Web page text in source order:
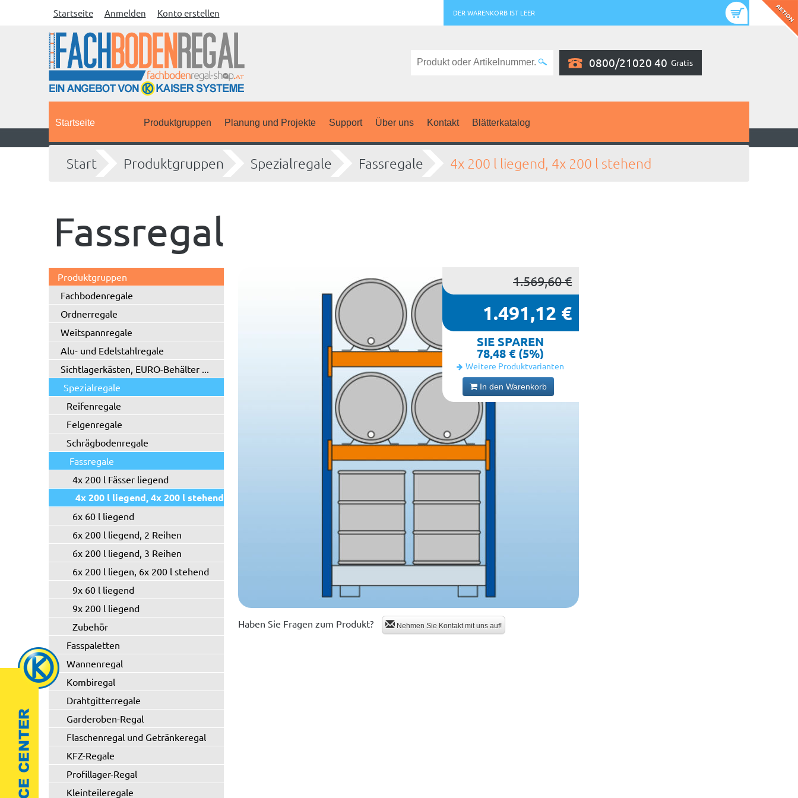
Startseite Anmelden Konto erstellen DER WARENKORB IST LEER
0800/21020 40 Gratis
Startseite Produktgruppen Planung und Projekte Support Über uns Kontakt Blätterkatalog
Start Produktgruppen Spezialregale Fassregale 4x 200 l liegend, 4x 200 l stehend
Fassregal
Produktgruppen
Fachbodenregale
Ordnerregale
Weitspannregale
Alu- und Edelstahlregale
Sichtlagerkästen, EURO-Behälter ...
Spezialregale
Reifenregale
Felgenregale
Schrägbodenregale
Fassregale
4x 200 l Fässer liegend
4x 200 l liegend, 4x 200 l stehend
6x 60 l liegend
6x 200 l liegend, 2 Reihen
6x 200 l liegend, 3 Reihen
6x 200 l liegen, 6x 200 l stehend
9x 60 l liegend
9x 200 l liegend
Zubehör
Fasspaletten
Wannenregal
Kombiregal
Drahtgitterregale
Garderoben-Regal
Flaschenregal und Getränkeregal
KFZ-Regale
Profillager-Regal
Kleinteileregale
1.569,60 €
1.491,12 €
SIE SPAREN
78,48 € (5%)
Weitere Produktvarianten
In den Warenkorb
Haben Sie Fragen zum Produkt? Nehmen Sie Kontakt mit uns auf!